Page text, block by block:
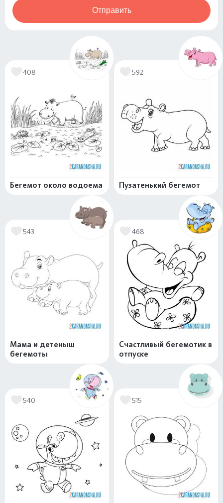
Отправить
408
Бегемот около водоема
592
Пузатенький бегемот
543
Мама и детеныш
бегемоты
468
Счастливый бегемотик в
отпуске
540 515